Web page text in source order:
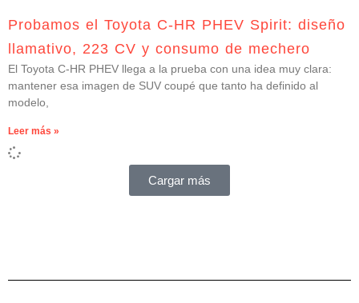
Probamos el Toyota C-HR PHEV Spirit: diseño
llamativo, 223 CV y consumo de mechero
El Toyota C-HR PHEV llega a la prueba con una idea muy clara:
mantener esa imagen de SUV coupé que tanto ha definido al
modelo,
Leer más »
Cargar más